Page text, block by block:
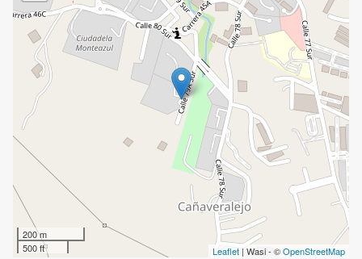
200 m
500 ft
Leaflet | Wasi - ©OpenStreetMap